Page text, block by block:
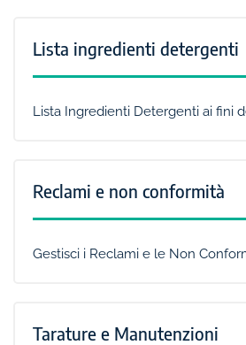
Lista ingredienti detergenti
Lista Ingredienti Detergenti ai fini
Reclami e non conformità
Gestisci i Reclami e le Non
Tarature e Manutenzioni